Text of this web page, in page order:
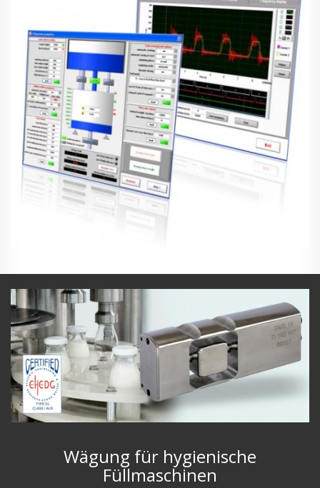
Wägung für hygienische
Füllmaschinen